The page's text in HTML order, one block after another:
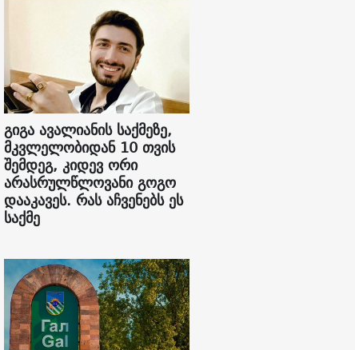
გიგა ავალიანის საქმეზე,
მკვლელობიდან 10 თვის
შემდეგ, კიდევ ორი
არასრულწლოვანი გოგო
დააკავეს. რას აჩვენებს ეს
საქმე